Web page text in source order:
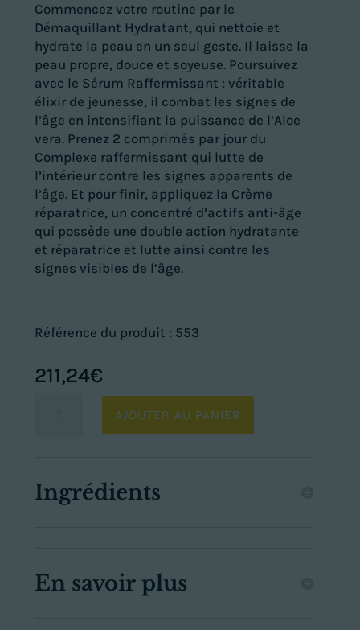
Commencez votre routine par le
Démaquillant Hydratant, qui nettoie et
hydrate la peau en un seul geste. Il laisse la
peau propre, douce et soyeuse. Poursuivez
avec le Sérum Raffermissant : véritable
élixir de jeunesse, il combat les signes de
l’âge en intensifiant la puissance de l’Aloe
vera. Prenez 2 comprimés par jour du
Complexe raffermissant qui lutte de
l’intérieur contre les signes apparents de
l’âge. Et pour finir, appliquez la Crème
réparatrice, un concentré d’actifs anti-âge
qui possède une double action hydratante
et réparatrice et lutte ainsi contre les
signes visibles de l’âge.
Référence du produit : 553
211,24€
Forever
AJOUTER AU PANIER
Ingrédients
En savoir plus